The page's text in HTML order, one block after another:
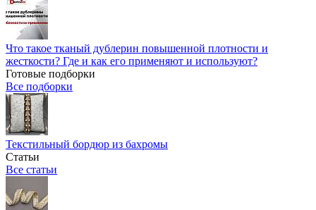
Что такое тканый дублерин повышенной плотности и
жесткости? Где и как его применяют и используют?
Готовые подборки
Все подборки
Текстильный бордюр из бахромы
Статьи
Все статьи